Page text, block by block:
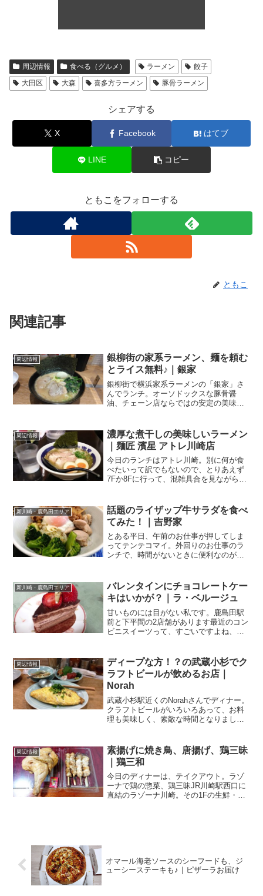
周辺情報 食べる（グルメ） ラーメン
餃子
大田区
大森 喜多方ラーメン 豚骨ラーメン
シェアする
X Facebook はてブ
LINE コピー
ともこをフォローする
ともこ
関連記事
周辺情報
銀柳街の家系ラーメン、麺を頼む
とライス無料♪｜銀家
銀柳街で横浜家系ラーメンの「銀家」さ
んでランチ。オーソドックスな豚骨醤
油、チェーン店ならではの安定の美味し
崎駅までお買い物。ダンナは所用で出か
けるとかなんとかいう話で、...
周辺情報
濃厚な煮干しの美味しいラーメン
｜麺匠 濱星 アトレ川崎店
今日のランチはアトレ川崎。別に何が食
べたいって訳でもないので、とりあえず
7Fか8Fに行って、混雑具合を見ながら決
ろ、ラーメン屋さんになってる！？しか
も濃厚煮干しラーメン...
新川崎・鹿島田エリア
話題のライザップ牛サラダを食べ
てみた！｜吉野家
とある平日、午前のお仕事が押してしま
ってテンテコマイ。外回りのお仕事のラ
ンチで、時間がないときに便利なのが牛
ジの看板。吉野家 川崎西口店関連ランキ
ング：牛丼 | 川崎駅...
新川崎・鹿島田エリア
バレンタインにチョコレートケー
キはいかが？｜ラ・ベルージュ
甘いものには目がない私です。鹿島田駅
前と下平間の2店舗があります最近のコン
ビニスイーツって、すごいですよね、レ
す。「まるごとバナナ」のイチゴヴァー
ジョンなんですけど、メチ...
周辺情報
ディープな方！？の武蔵小杉でク
ラフトビールが飲めるお店｜
Norah
武蔵小杉駅近くのNorahさんでディナー。
クラフトビールがいろいろあって、お料
理も美味しく、素敵な時間となりました
をお持ちですか？今や、住みたいまちラ
ンキングの上位の常...
周辺情報
素揚げに焼き鳥、唐揚げ、鶏三昧
｜鶏三和
今日のディナーは、テイクアウト。ラゾ
ーナで鶏の惣菜、鶏三昧JR川崎駅西口に
直結のラゾーナ川崎。その1Fの生鮮・食
オマール海老ソースのシーフードも、ジ
ューシーステーキも♪｜ピザーラお届け